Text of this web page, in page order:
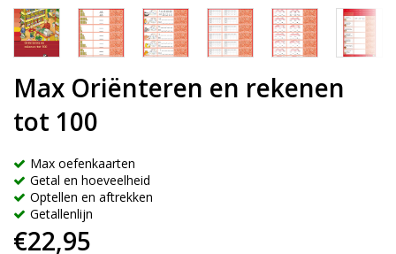
Max Oriënteren en rekenen
tot 100
Max oefenkaarten
Getal en hoeveelheid
Optellen en aftrekken
Getallenlijn
€22,95